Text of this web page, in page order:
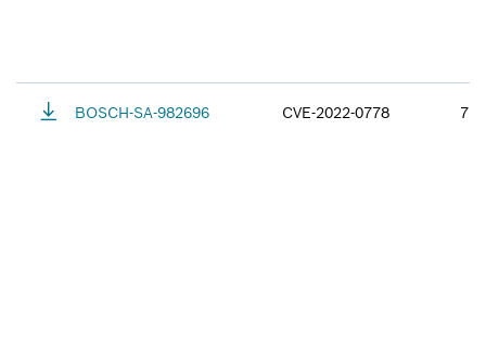
BOSCH-SA-982696 CVE-2022-0778 7.5